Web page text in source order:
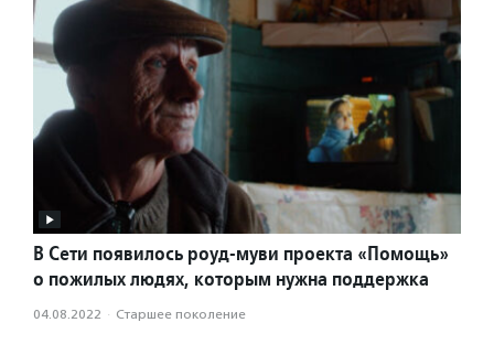
В Сети появилось роуд-муви проекта «Помощь»
о пожилых людях, которым нужна поддержка
04.08.2022 · Старшее поколение